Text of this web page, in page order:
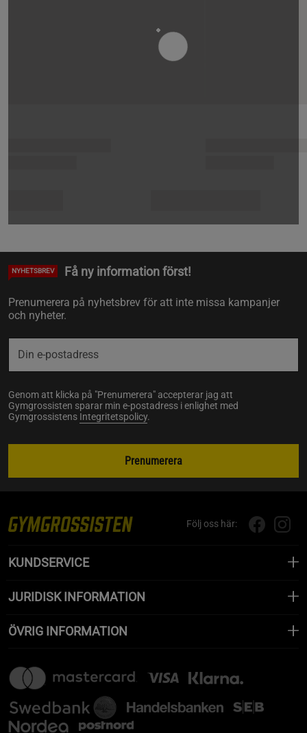
NYHETSBREV Få ny information först!
Prenumerera på nyhetsbrev för att inte missa kampanjer
och nyheter.
Genom att klicka på "Prenumerera" accepterar jag att
Gymgrossisten sparar min e-postadress i enlighet med
Gymgrossistens Integritetspolicy.
Prenumerera
Följ oss här:
KUNDSERVICE
JURIDISK INFORMATION
ÖVRIG INFORMATION